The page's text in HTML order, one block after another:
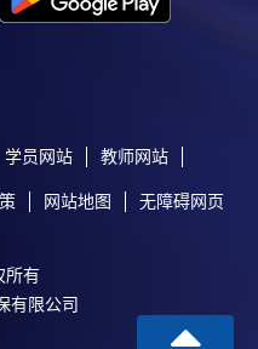
学员网站 教师网站
网站地图 无障碍网页
所有
有限公司